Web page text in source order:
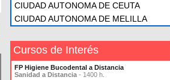
CIUDAD AUTONOMA DE CEUTA
CIUDAD AUTONOMA DE MELILLA
Cursos de Interés
FP Higiene Bucodental a Distancia
Sanidad a Distancia - 1400 h.